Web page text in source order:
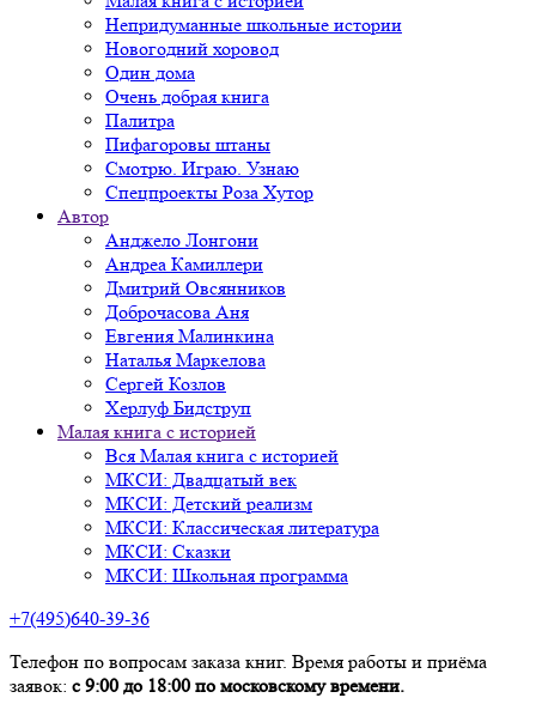
Непридуманные школьные истории
Новогодний хоровод
Один дома
Очень добрая книга
Палитра
Пифагоровы штаны
Смотрю. Играю. Узнаю
Спецпроекты Роза Хутор
Автор
Анджело Лонгони
Андреа Камиллери
Дмитрий Овсянников
Доброчасова Аня
Евгения Малинкина
Наталья Маркелова
Сергей Козлов
Херлуф Бидструп
Малая книга с историей
Вся Малая книга с историей
МКСИ: Двадцатый век
МКСИ: Детский реализм
МКСИ: Классическая литература
МКСИ: Сказки
МКСИ: Школьная программа
+7(495)640-39-36
Телефон по вопросам заказа книг. Время работы и приёма
заявок: с 9:00 до 18:00 по московскому времени.